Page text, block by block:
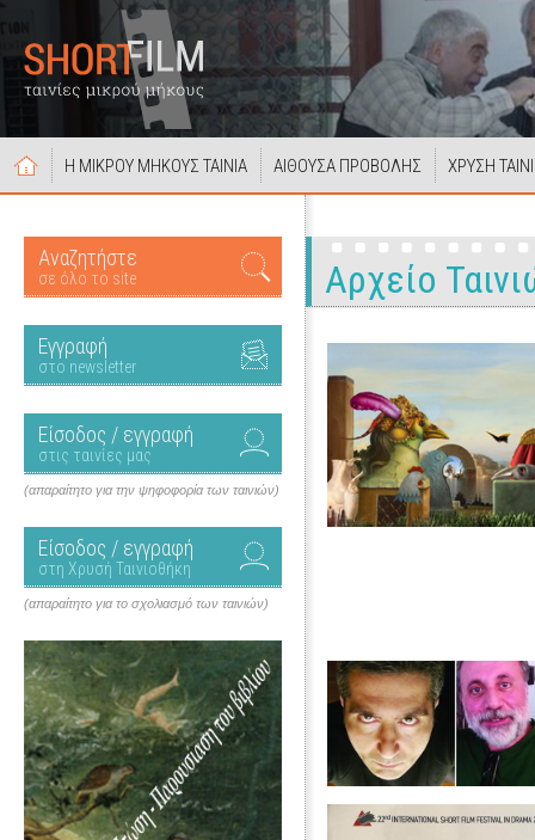
Η ΜΙΚΡΟΥ ΜΗΚΟΥΣ ΤΑΙΝΙΑ ΑΙΘΟΥΣΑ ΠΡΟΒΟΛΗΣ ΧΡΥΣΗ
Αναζητήστε
σε όλο το site
Εγγραφή
στο newsletter
Είσοδος / εγγραφή
στις ταινίες μας
(απαραίτητο για την ψηφοφορία των ταινιών)
Είσοδος / εγγραφή
στη Χρυσή Ταινιοθήκη
(απαραίτητο για το σχολιασμό των ταινιών)
Αρχείο